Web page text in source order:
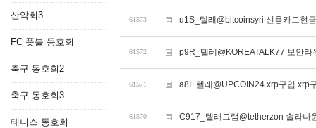
산악회3
FC 풋볼 동호회
축구 동호회2
축구 동호회3
테니스 동호회
61573 u1S_텔래@bitcoinsyri 신용카드현
61572 p9R_텔레@KOREATALK77 보안라
61571 a8I_텔레@UPCOIN24 xrp구입 xrp
61570 C917_텔래그램@tetherzon 솔라나